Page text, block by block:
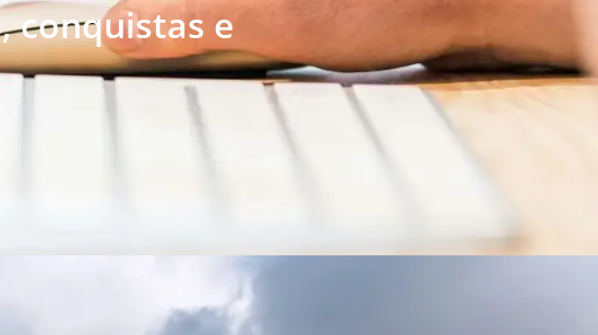
conquistas e